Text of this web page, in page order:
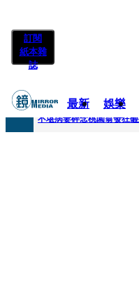
訂閱
紙本雜
誌
最新 娛樂
快訊